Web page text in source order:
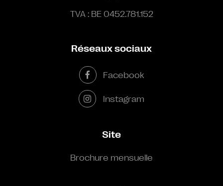
TVA : BE 0452.781.152
Réseaux sociaux
Facebook
Instagram
Site
Brochure mensuelle